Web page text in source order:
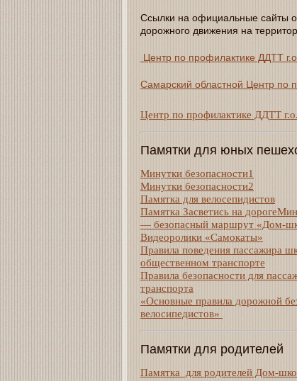
Ссылки на официальные сайты
дорожного движения на
Центр по профилактике ДДТТ
Самарский областной Центр по
Центр по профилактике ДДТТ
Памятки для юных
Минутки безопасности1
Минутки безопасности2
Памятка для велосепидистов
Памятка Засветись на дорогеМ
— безопасный маршрут «Дом-
Видеоролики «Самокаты»
Правила поведения пассажира
общественном транспорте
Правила безопасности для
транспорта
«Основные правила дорожной
велосипедистов»
Памятки для родителей
Памятка для родителей Дом-